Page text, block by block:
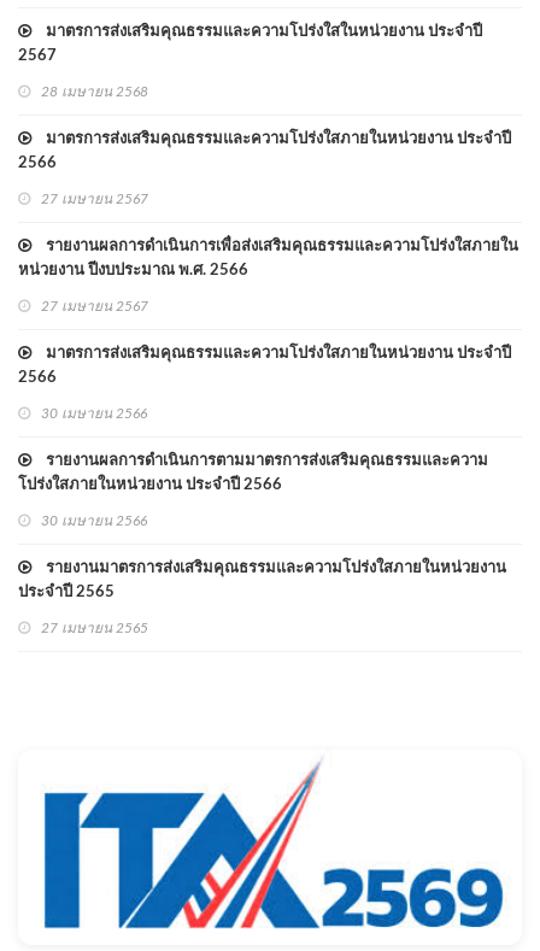
มาตรการส่งเสริมคุณธรรมและความโปร่งใสในหน่วยงาน ประจำปี
2567
28 เมษายน 2568
มาตรการส่งเสริมคุณธรรมและความโปร่งใสภายในหน่วยงาน ประจำปี
2566
27 เมษายน 2567
รายงานผลการดำเนินการเพื่อส่งเสริมคุณธรรมและความโปร่งใสภายใน
หน่วยงาน ปีงบประมาณ พ.ศ. 2566
27 เมษายน 2567
มาตรการส่งเสริมคุณธรรมและความโปร่งใสภายในหน่วยงาน ประจำปี
2566
30 เมษายน 2566
รายงานผลการดำเนินการตามมาตรการส่งเสริมคุณธรรมและความ
โปร่งใสภายในหน่วยงาน ประจำปี 2566
30 เมษายน 2566
รายงานมาตรการส่งเสริมคุณธรรมและความโปร่งใสภายในหน่วยงาน
ประจำปี 2565
27 เมษายน 2565